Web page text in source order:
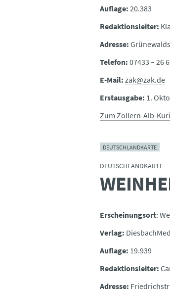
Auflage: 20.383
Redaktionsleiter:
Adresse:
Telefon: 07433 – 26
E-Mail: zak@zak.de
Erstausgabe: 1.
Zum Zollern-Alb-
DEUTSCHLANDKARTE
DEUTSCHLANDKARTE
:
Erscheinungsort:
Verlag:
Auflage: 19.939
Redaktionsleiter:
Adresse: